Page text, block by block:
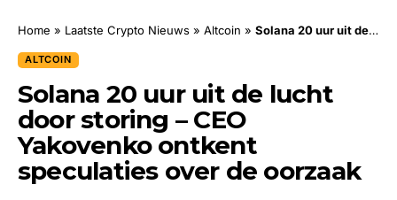
Home » Laatste Crypto Nieuws » Altcoin » Solana 20 uur uit de lucht door storing – CEO Yakovenko ontkent speculaties over de oorzaak
ALTCOIN
Solana 20 uur uit de lucht
door storing – CEO
Yakovenko ontkent
speculaties over de oorzaak